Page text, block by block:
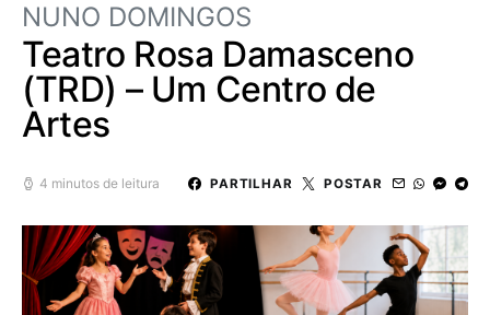
NUNO DOMINGOS
Teatro Rosa Damasceno
(TRD) – Um Centro de
Artes
4 minutos de leitura PARTILHAR POSTAR